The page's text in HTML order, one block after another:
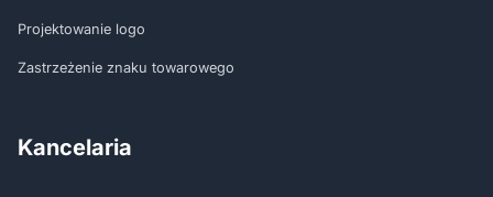
Projektowanie logo
Zastrzeżenie znaku towarowego
Kancelaria